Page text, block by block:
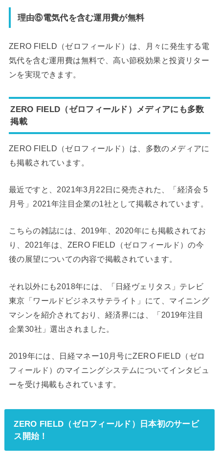
理由⑥電気代を含む運用費が無料
ZERO FIELD（ゼロフィールド）は、月々に発生する電
気代を含む運用費は無料で、高い節税効果と投資リター
ンを実現できます。
ZERO FIELD（ゼロフィールド）メディアにも多数
掲載
ZERO FIELD（ゼロフィールド）は、多数のメディアに
も掲載されています。
最近ですと、2021年3月22日に発売された、「経済会 5
月号」2021年注目企業の1社として掲載されています。
こちらの雑誌には、2019年、2020年にも掲載されてお
り、2021年は、ZERO FIELD（ゼロフィールド）の今
後の展望についての内容で掲載されています。
それ以外にも2018年には、「日経ヴェリタス」テレビ
東京「ワールドビジネスサテライト」にて、マイニング
マシンを紹介されており、経済界には、「2019年注目
企業30社」選出されました。
2019年には、日経マネー10月号にZERO FIELD（ゼロ
フィールド）のマイニングシステムについてインタビュ
ーを受け掲載もされています。
ZERO FIELD（ゼロフィールド）日本初のサービ
ス開始！